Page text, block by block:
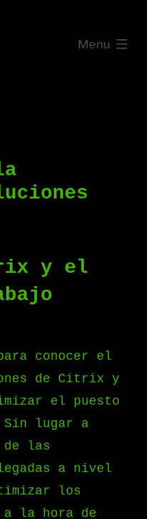
Menu
expanded
y el
conocer el
de Citrix y
el puesto
lugar a
de las
a nivel
los
a la hora de